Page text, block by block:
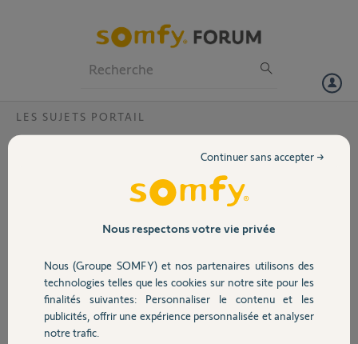
Volet
Sécurité
Domotique
LES SUJETS PORTAIL
Branchement module meross sur freevia
Bonjour, je cherche des informations concernant le branchement
d’un module meross pilotable via HomeKit sur mon freevia 500.
Je dois trouver une alimentation sur mon moteur somfy en 24v que
le contact sec pour brancher le module il me semble borne 5 et 6?
Merci.
Robert G.
Nous respectons votre vie privée
Nous (Groupe SOMFY) et nos partenaires utilisons des
technologies telles que les cookies sur notre site pour les
finalités suivantes: Personnaliser le contenu et les
publicités, offrir une expérience personnalisée et analyser
notre trafic.
Continuer sans accepter →